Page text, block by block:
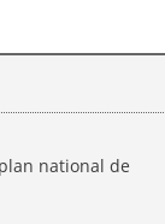
national de